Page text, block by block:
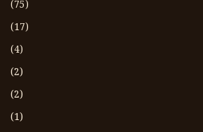
(75)
(17)
(4)
(2)
(2)
(1)